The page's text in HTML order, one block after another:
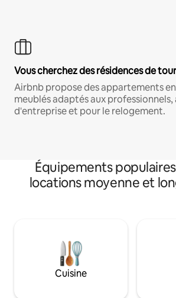
Vous cherchez des résidences de
Airbnb propose des appartements
meublés adaptés aux
d'entreprise et pour le relogement.
Équipements
locations moyenne et
Cuisine